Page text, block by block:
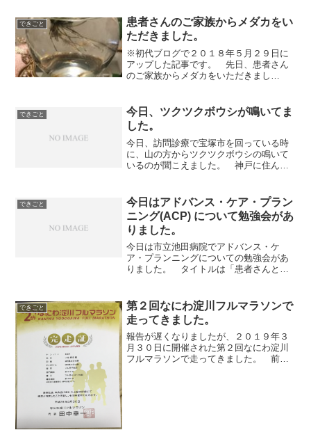
できごと
患者さんのご家族からメダカをい
ただきました。
※初代ブログで２０１８年５月２９日に
アップした記事です。 先日、患者さん
のご家族からメダカをいただきまし
られます。 希望する人があれば、誰に
でも喜んでメダカを分けてくだ...
できごと
今日、ツクツクボウシが鳴いてま
した。
今日、訪問診療で宝塚市を回っている時
に、山の方からツクツクボウシの鳴いて
いるのが聞こえました。 神戸に住んで
塚、川西あたりではずいぶん早いようで
す。 ２〜３年前には、ツ...
できごと
今日はアドバンス・ケア・プラン
ニング(ACP) について勉強会があ
りました。
今日は市立池田病院でアドバンス・ケ
ア・プランニングについての勉強会があ
りました。 タイトルは「患者さんとど
講師は神戸大学医学部附属病院緩和支持
治療科の木澤義之特命...
できごと
第２回なにわ淀川フルマラソンで
走ってきました。
報告が遅くなりましたが、２０１９年３
月３０日に開催された第２回なにわ淀川
フルマラソンで走ってきました。 前日